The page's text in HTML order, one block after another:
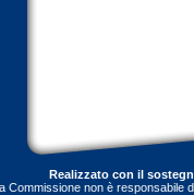
Realizzato con il
Commissione non è responsabile